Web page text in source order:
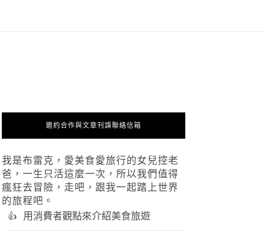
邀約合作與文章刊誤聯絡信箱
我是布雷克，愛美食愛旅行的女兒控老
爸，一生只活這麼一次，所以我們值得
瘋狂去冒險，走吧，跟我一起踏上世界
的旅程吧。
用消費者觀點來介紹美食旅遊